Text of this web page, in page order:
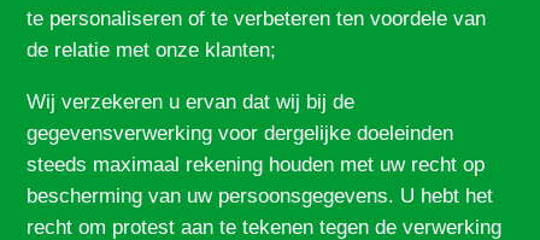
te personaliseren of te verbeteren ten voordele van
de relatie met onze klanten;
Wij verzekeren u ervan dat wij bij de
gegevensverwerking voor dergelijke doeleinden
steeds maximaal rekening houden met uw recht op
bescherming van uw persoonsgegevens. U hebt het
recht om protest aan te tekenen tegen de verwerking